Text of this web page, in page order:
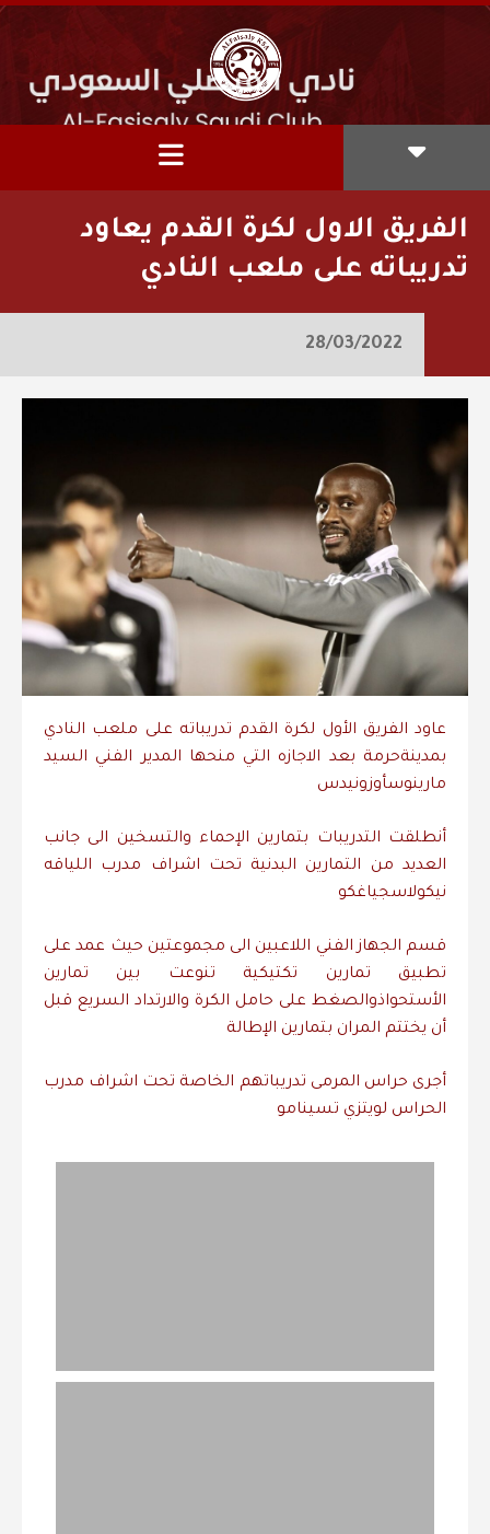
الفريق الاول لكرة القدم يعاود
تدريباته على ملعب النادي
28/03/2022
عاود الفريق الأول لكرة القدم تدريباته على ملعب النادي
بمدينةحرمة بعد الاجازه التي منحها المدير الفني السيد
مارينوسأوزونيدس
أنطلقت التدريبات بتمارين الإحماء والتسخين الى جانب
العديد من التمارين البدنية تحت اشراف مدرب
اللياقه
نيكولاسجياغكو
قسم الجهاز الفني اللاعبين الى مجموعتين حيث عمد على
تطبيق
تمارين تكتيكية تنوعت بين
تمارين
الأستحواذوالصغط على حامل الكرة والارتداد السريع قبل
أن يختتم المران بتمارين الإطالة
أجرى حراس المرمى تدريباتهم الخاصة تحت اشراف مدرب
الحراس لويتزي تسينامو